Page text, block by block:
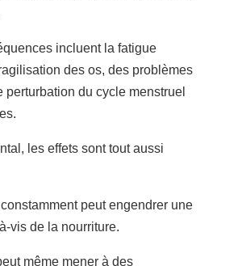
incluent la fatigue
des os, des problèmes
perturbation du cycle menstruel
les effets sont tout aussi
peut engendrer une
vis de la nourriture.
même mener à des